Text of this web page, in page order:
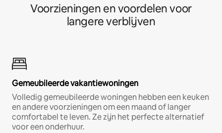
Voorzieningen en voordelen voor
langere verblijven
Gemeubileerde vakantiewoningen
Volledig gemeubileerde woningen hebben een keuken
en andere voorzieningen om een maand of langer
comfortabel te leven. Ze zijn het perfecte alternatief
voor een onderhuur.